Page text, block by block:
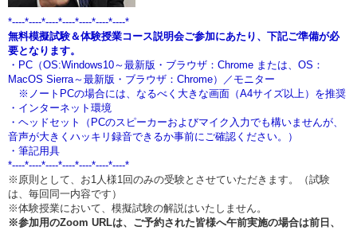
*----*----*----*----*----*----*----*
無料模擬試験＆体験授業コース説明会ご参加にあたり、下記ご準備が必
要となります。
・PC（OS:Windows10～最新版・ブラウザ：Chrome または、OS：
MacOS Sierra～最新版・ブラウザ：Chrome）／モニター
※ノートPCの場合には、なるべく大きな画面（A4サイズ以上）を推奨
・インターネット環境
・ヘッドセット（PCのスピーカーおよびマイク入力でも構いませんが、
音声が大きくハッキリ録音できるか事前にご確認ください。）
・筆記用具
*----*----*----*----*----*----*----*
※原則として、お1人様1回のみの受験とさせていただきます。（試験
は、毎回同一内容です）
※体験授業において、模擬試験の解説はいたしません。
※参加用のZoom URLは、ご予約された皆様へ午前実施の場合は前日、